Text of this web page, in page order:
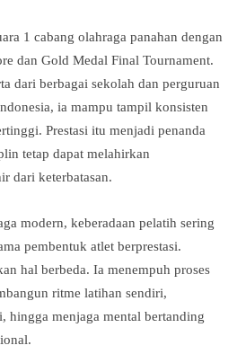
1 cabang olahraga panahan dengan
dan Gold Medal Final Tournament.
dari berbagai sekolah dan perguruan
ia mampu tampil konsisten
Prestasi itu menjadi penanda
tetap dapat melahirkan
dari keterbatasan.
modern, keberadaan pelatih sering
pembentuk atlet berprestasi.
hal berbeda. Ia menempuh proses
ritme latihan sendiri,
hingga menjaga mental bertanding